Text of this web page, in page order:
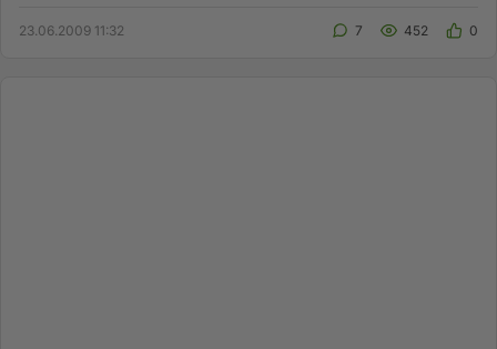
23.06.2009 11:32 7 452 0